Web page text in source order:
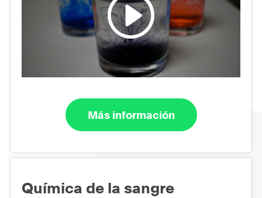
Más información
Química de la sangre